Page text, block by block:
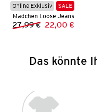
Online Exklusiv
SALE
Mädchen Loose-Jeans
Vorheriger
27,99 € Neuer Preis:
22,00 €
Das könnte